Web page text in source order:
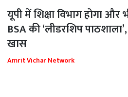
यूपी में शिक्षा विभाग होगा
BSA की ‘लीडरशिप
खास
Amrit Vichar Network